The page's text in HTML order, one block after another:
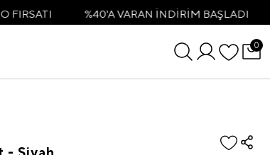
%40'A VARAN İNDİRİM BAŞLADI 3500TL VE
0